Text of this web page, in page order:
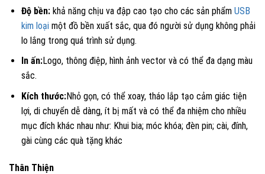
Độ bền:khả năng chịu va đập cao tạo cho các sản phẩm USB
kim loạimột đồ bền xuất sắc, qua đó người sử dụng không phải
lo lắng trong quá trình sử dụng.
In ấn:Logo, thông điệp, hình ảnh vector và có thể đa dạng màu
sắc.
Kích thước:Nhỏ gọn, có thể xoay, tháo lắp tạo cảm giác tiện
lợi, di chuyển dễ dàng, ít bị mất và có thể đa nhiệm cho nhiều
mục đích khác nhau như: Khui bia; móc khóa; đèn pin; cài, đính,
gài cùng các quà tặng khác
Thân Thiện